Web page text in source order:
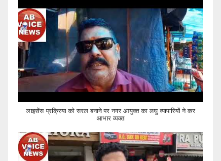
लाइसेंस प्रक्रिया को सरल बनाने पर नगर आयुक्त का लघु व्यापारियों ने कर
आभार व्यक्त